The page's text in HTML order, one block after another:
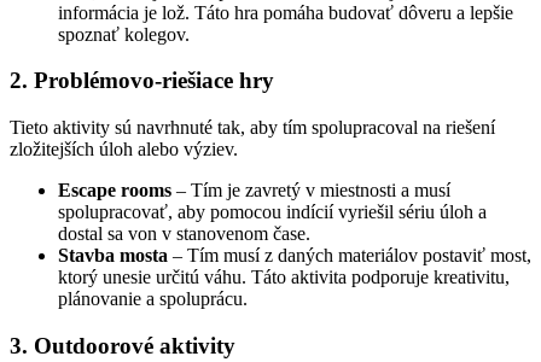
informácia je lož. Táto hra pomáha budovať dôveru a lepšie
spoznať kolegov.
2. Problémovo-riešiace hry
Tieto aktivity sú navrhnuté tak, aby tím spolupracoval na riešení
zložitejších úloh alebo výziev.
Escape rooms – Tím je zavretý v miestnosti a musí
spolupracovať, aby pomocou indícií vyriešil sériu úloh a
dostal sa von v stanovenom čase.
Stavba mosta – Tím musí z daných materiálov postaviť most,
ktorý unesie určitú váhu. Táto aktivita podporuje kreativitu,
plánovanie a spoluprácu.
3. Outdoorové aktivity